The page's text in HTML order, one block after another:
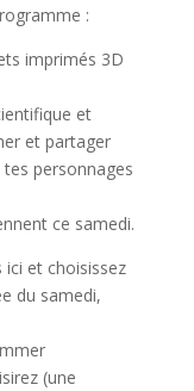
:
imprimés 3D
et
et partager
personnages
ce samedi.
et choisissez
du samedi,
(une